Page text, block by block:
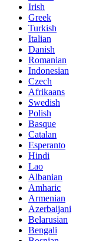
Irish
Greek
Turkish
Italian
Danish
Romanian
Indonesian
Czech
Afrikaans
Swedish
Polish
Basque
Catalan
Esperanto
Hindi
Lao
Albanian
Amharic
Armenian
Azerbaijani
Belarusian
Bengali